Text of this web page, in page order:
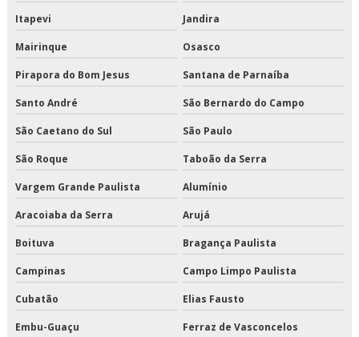
Serviço de armazenagem para alimentos congelados
Serviço de armazenagem para alimentos refrigerados
Serviço de armazenamento refrigerado
Serviço de cross docking
Serviço de distribuição de alimentos climatizados
Serviço de distribuição de alimentos congelados
Serviço de distribuição de alimentos refrigerados
Serviço de entrega de perecíveis
Itapevi Jandira
Mairinque Osasco
Pirapora do Bom Jesus Santana de Parnaíba
Santo André São Bernardo do Campo
São Caetano do Sul São Paulo
São Roque Taboão da Serra
Vargem Grande Paulista Alumínio
Aracoiaba da Serra Arujá
Boituva Bragança Paulista
Campinas Campo Limpo Paulista
Cubatão Elias Fausto
Embu-Guaçu Ferraz de Vasconcelos